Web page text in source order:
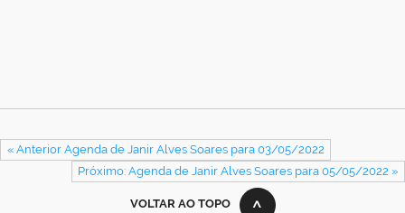
« Anterior Agenda de Janir Alves Soares para 03/05/2022
Próximo: Agenda de Janir Alves Soares para 05/05/2022 »
VOLTAR AO TOPO